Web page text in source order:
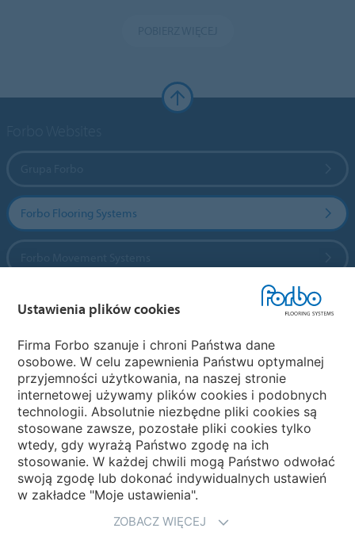
Forbo Flooring Systems
Wybierz kraj
My Forbo
NEWSLETTER
Ustawienia plików cookies
Firma Forbo szanuje i chroni Państwa dane
osobowe. W celu zapewnienia Państwu optymalnej
przyjemności użytkowania, na naszej stronie
internetowej używamy plików cookies i podobnych
technologii. Absolutnie niezbędne pliki cookies są
stosowane zawsze, pozostałe pliki cookies tylko
wtedy, gdy wyrażą Państwo zgodę na ich
stosowanie. W każdej chwili mogą Państwo odwołać
swoją zgodę lub dokonać indywidualnych ustawień
w zakładce "Moje ustawienia".
ZOBACZ WIĘCEJ